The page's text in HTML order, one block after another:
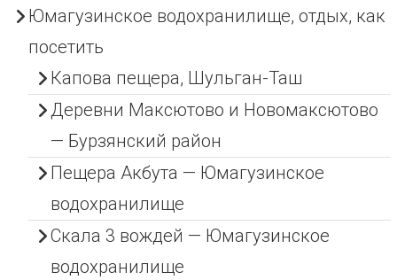
Юмагузинское водохранилище, отдых, как
посетить
Капова пещера, Шульган-Таш
Деревни Максютово и Новомаксютово
— Бурзянский район
Пещера Акбута — Юмагузинское
водохранилище
Скала 3 вождей — Юмагузинское
водохранилище